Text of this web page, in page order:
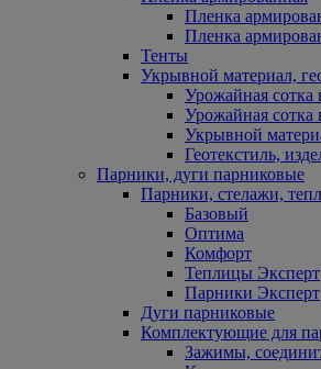
Пленка
Пленка
Тенты
Укрывной материал,
Урожайная сотка
Урожайная сотка
Укрывной
Геотекстиль,
Парники, дуги парниковые
Парники, стелажи,
Базовый
Оптима
Комфорт
Теплицы Эксперт
Парники Эксперт
Дуги парниковые
Комплектующие для
Зажимы,